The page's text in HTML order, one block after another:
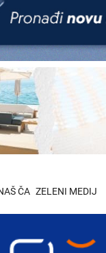
ČA ZELENI MEDIJ